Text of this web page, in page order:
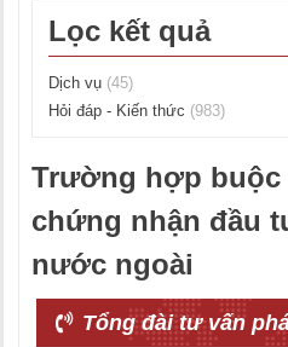
Lọc kết quả
Dịch vụ (45)
Hỏi đáp - Kiến thức (983)
Trường hợp
chứng nhận đầu
nước ngoài
Tổng đài tư vấn